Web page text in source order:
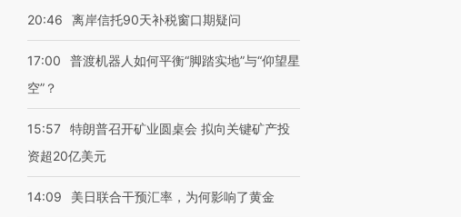
20:46 离岸信托90天补税窗口期疑问
17:00
普渡机器人如何平衡“脚踏实地”与“仰望星
空”？
15:57 特朗普召开矿业圆桌会 拟向关键矿产投
资超20亿美元
14:09 美日联合干预汇率，为何影响了黄金